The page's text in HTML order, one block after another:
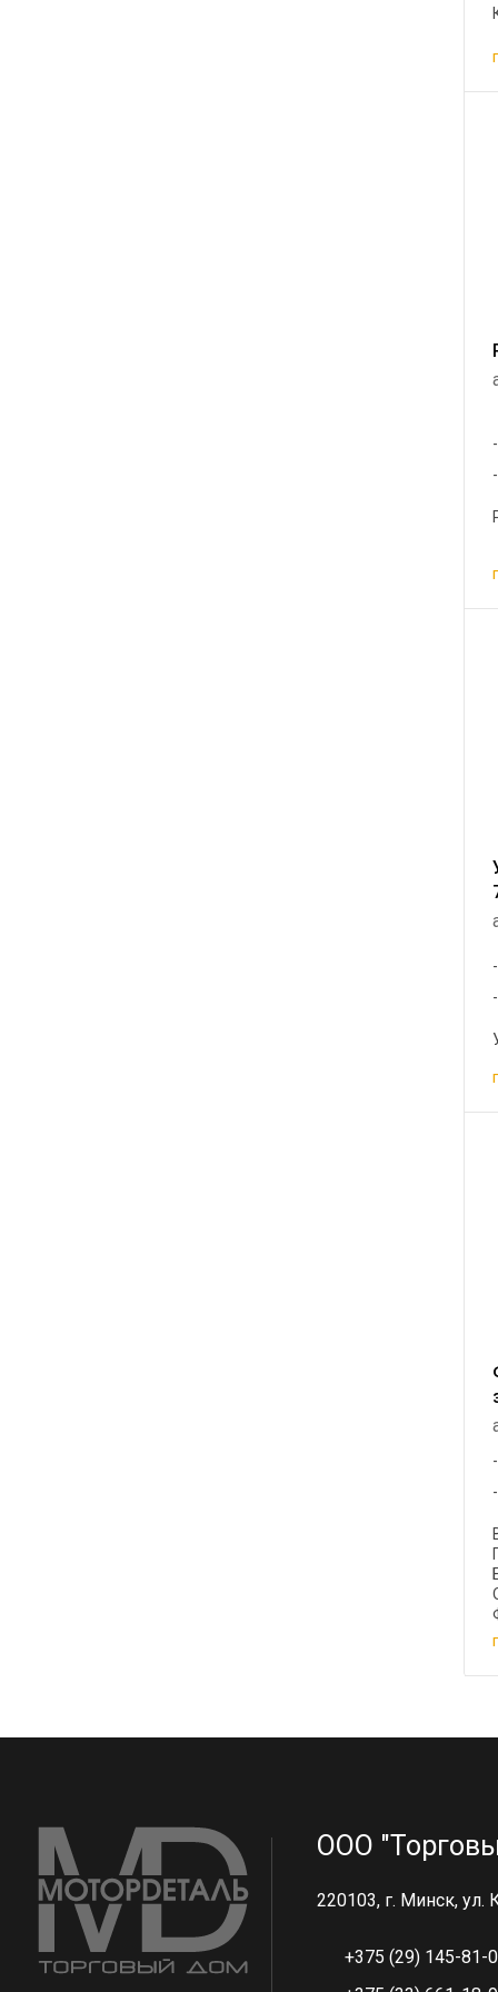
ООО
220103, г. Минск, ул.
+375 (29) 145-81-